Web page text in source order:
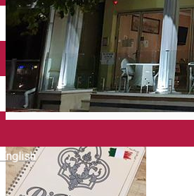
English
Închirieri auto
Închirieri biciclete
Taxi
Încărcare vehicule electrice